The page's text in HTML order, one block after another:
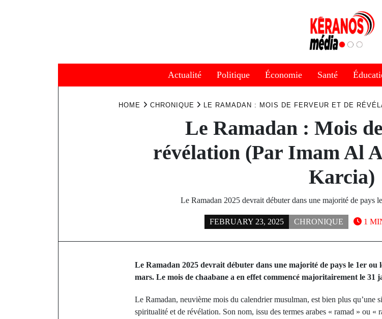
Actualité Politique Économie Santé
HOME CHRONIQUE LE RAMADAN : MOIS DE FERVEUR ET DE
Le Ramadan : Mois
révélation (Par Imam Al
Karcia)
Le Ramadan 2025 devrait débuter dans une majorité de pays
FEBRUARY 23, 2025 CHRONIQUE 1
Le Ramadan 2025 devrait débuter dans une majorité de pays le 1er
mars. Le mois de chaabane a en effet commencé majoritairement le 31
Le Ramadan, neuvième mois du calendrier musulman, est bien plus qu’une
spiritualité et de révélation. Son nom, issu des termes arabes « ramad » ou «